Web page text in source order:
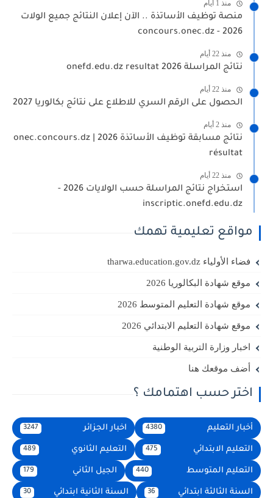
منذ 1 أيام
منصة توظيف الأساتذة .. الآن إعلان النتائج جميع الولات
2026 - concours.onec.dz
منذ 22 أيام
نتائج المراسلة 2026 onefd.edu.dz resultat
منذ 22 أيام
الحصول على الرقم السري للاطلاع على نتائج بكالوريا 2027
منذ 2 أيام
نتائج مسابقة توظيف الأساتذة 2026 | onec.concours.dz
résultat
منذ 22 أيام
استخراج نتائج المراسلة حسب الولايات 2026 -
inscriptic.onefd.edu.dz
مواقع تعليمية تهمك
فضاء الأولياء tharwa.education.gov.dz
موقع شهادة البكالوريا 2026
موقع شهادة التعليم المتوسط 2026
موقع شهادة التعليم الابتدائي 2026
اخبار وزارة التربية الوطنية
أضف موقعك هنا
اختر حسب اهتمامك ؟
أخبار التعليم 4380 اخبار الجزائر 3247
التعليم الابتدائي 475 التعليم الثانوي 489
التعليم المتوسط 440 الجيل الثاني 179
السنة الثالثة ابتدائي السنة الثانية ابتدائي